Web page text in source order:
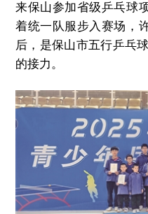
来保山参加省级乒乓球
着统一队服步入赛场，
后，是保山市五行乒乓
的接力。